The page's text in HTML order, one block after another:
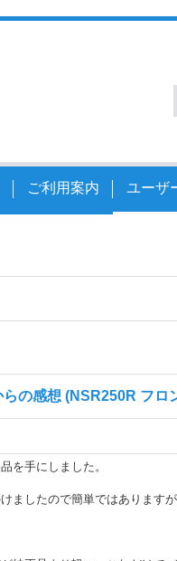
ご利用案内 ユーザ
らの感想 (NSR250R フロ
を手にしました。
ましたので簡単ではあります